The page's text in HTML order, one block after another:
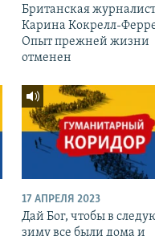
Британская
Карина Кокрелл-
Опыт прежней жизни
отменен
17 АПРЕЛЯ 2023
Дай Бог, чтобы в
зиму все были дома и